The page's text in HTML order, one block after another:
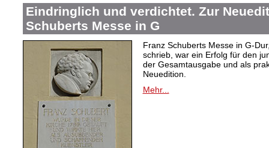
Eindringlich und verdichtet. Zur
Schuberts Messe in G
Franz Schuberts Messe in G-
schrieb, war ein Erfolg für den
der Gesamtausgabe und als
Neuedition.
Mehr...